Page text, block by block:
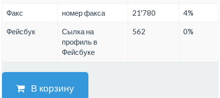
Факс номер факса 21'780 4%
Фейсбук
Сылка на
профиль в
Фейсбуке
562 0%
В корзину